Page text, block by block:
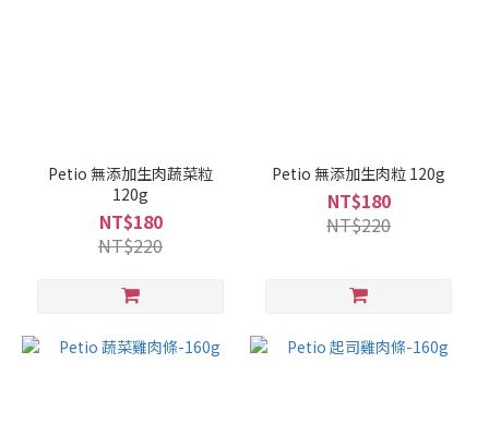
Petio 無添加生肉蔬菜粒
120g
NT$180
NT$220
Petio 無添加生肉粒 120g
NT$180
NT$220